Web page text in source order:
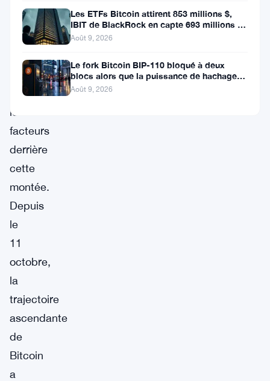
haussière,
essentiel
d’explorer
les
facteurs
derrière
cette
montée.
Depuis
le
11
octobre,
la
trajectoire
ascendante
de
Bitcoin
a
Les ETFs Bitcoin attirent 853 millions $,
IBIT de BlackRock en capte 693 millions en
une semaine
Août 9, 2026
Le fork Bitcoin BIP-110 bloqué à deux
blocs alors que la puissance de hachage
se fait rare
Août 9, 2026